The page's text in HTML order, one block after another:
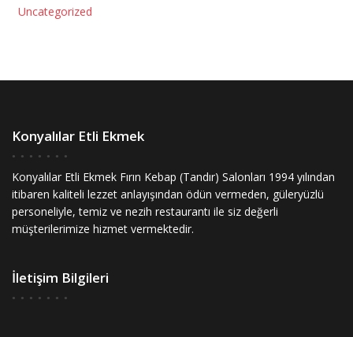
Uncategorized
Konyalılar Etli Ekmek
Konyalılar Etli Ekmek Fırın Kebap (Tandır) Salonları 1994 yılından
itibaren kaliteli lezzet anlayışından ödün vermeden, güleryüzlü
personeliyle, temiz ve nezih restaurantı ile siz değerli
müşterilerimize hizmet vermektedir.
İletişim Bilgileri